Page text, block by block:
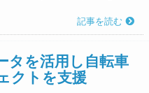
記事を読む
タを活用し自転車
クトを支援